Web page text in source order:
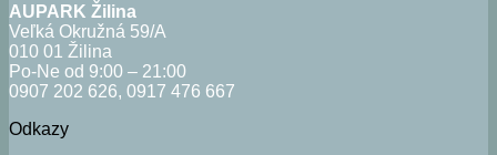
AUPARK Žilina
Veľká Okružná 59/A
010 01 Žilina
Po-Ne od 9:00 – 21:00
0907 202 626, 0917 476 667
Odkazy